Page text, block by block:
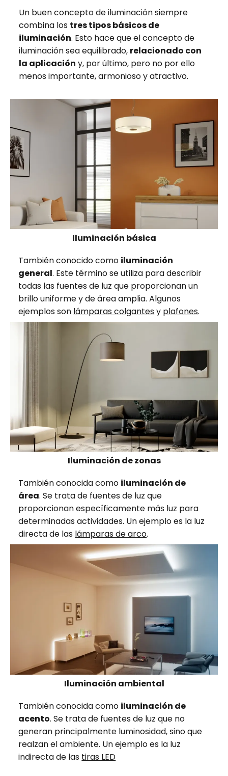
Un buen concepto de iluminación siempre
combina los tres tipos básicos de
iluminación. Esto hace que el concepto de
iluminación sea equilibrado, relacionado con
la aplicación y, por último, pero no por ello
menos importante, armonioso y atractivo.
Iluminación básica
También conocido como iluminación
general. Este término se utiliza para describir
todas las fuentes de luz que proporcionan un
brillo uniforme y de área amplia. Algunos
ejemplos son lámparas colgantesy plafones.
Iluminación de zonas
También conocida como iluminación de
área. Se trata de fuentes de luz que
proporcionan específicamente más luz para
determinadas actividades. Un ejemplo es la luz
directa de las lámparas de arco.
Iluminación ambiental
También conocida como iluminación de
acento. Se trata de fuentes de luz que no
generan principalmente luminosidad, sino que
realzan el ambiente. Un ejemplo es la luz
indirecta de las tiras LED